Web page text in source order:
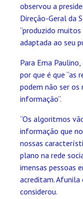
observou a
Direção-Geral da
“produzido
adaptada ao seu
Para Ema
por que é que “as
podem não ser os
informação”.
“Os algoritmos
informação que
nossas
plano na rede
imensas pessoas
acreditam. Afunila
considerou.